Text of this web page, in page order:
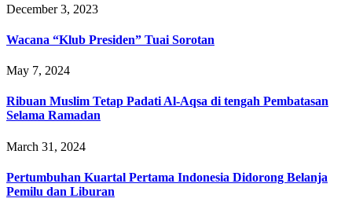
December 3, 2023
Wacana “Klub Presiden” Tuai Sorotan
May 7, 2024
Ribuan Muslim Tetap Padati Al-Aqsa di tengah Pembatasan
Selama Ramadan
March 31, 2024
Pertumbuhan Kuartal Pertama Indonesia Didorong Belanja
Pemilu dan Liburan